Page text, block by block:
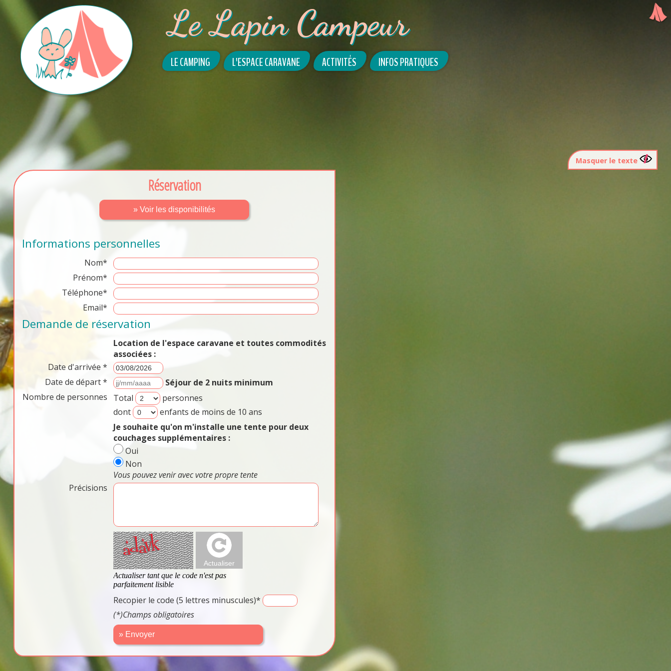
Le Lapin Campeur
LE CAMPING L'ESPACE CARAVANE ACTIVITÉS INFOS PRATIQUES
Masquer le texte
Réservation
» Voir les disponibilités
Informations personnelles
Nom*
Prénom*
Téléphone*
Email*
Demande de réservation
Location de l'espace caravane et toutes commodités
associées :
Date d'arrivée *
Date de départ *
Séjour de 2 nuits minimum
Nombre de personnes
Total
personnes
dont
enfants de moins de 10 ans
Je souhaite qu'on m'installe une tente pour deux
couchages supplémentaires :
Oui
Non
Vous pouvez venir avec votre propre tente
Précisions
Recopier le code (5 lettres minuscules)*
(*)Champs obligatoires
» Envoyer